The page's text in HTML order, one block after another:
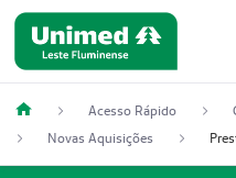
Acesso Rápido
Novas Aquisições